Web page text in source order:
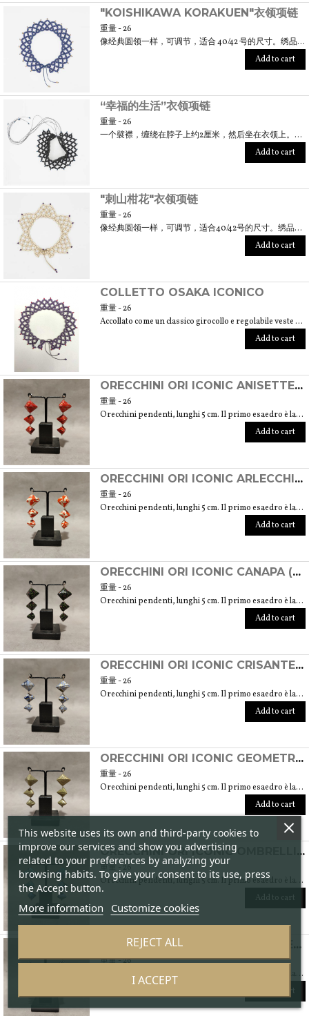
"KOISHIKAWA KORAKUEN"衣领项链
重量 - 26
像经典圆领一样，可调节，适合 40/42 号的尺寸。绣品大约有 6 厘米长。
Add to cart
“幸福的生活”衣领项链
重量 - 26
一个襞襟，缠绕在脖子上约2厘米，然后坐在衣领上。绣品大约有6厘米长。正好适合40/42码。
Add to cart
"刺山柑花"衣领项链
重量 - 26
像经典圆领一样，可调节，适合40/42号的尺寸。绣品大约有6厘米长。
Add to cart
COLLETTO OSAKA ICONICO
重量 - 26
Accollato come un classico girocollo e regolabile veste correttamente una taglia 40/42. Il ricamo si sviluppa per circa 6 cm.
Add to cart
ORECCHINI ORI ICONIC ANISETTE (TECNICA ORIGAMI CON CARTE ARTIGIANALI GIAPPONESI CHIYOGAMI)
重量 - 26
Orecchini pendenti, lunghi 5 cm. Il primo esaedro è largo 2 cm e alto 1,5 cm
Add to cart
ORECCHINI ORI ICONIC ARLECCHINO (TECNICA ORIGAMI CON CARTE ARTIGIANALI GIAPPONESI CHIYOGAMI)
重量 - 26
Orecchini pendenti, lunghi 5 cm. Il primo esaedro è largo 2 cm e alto 1,5 cm
Add to cart
ORECCHINI ORI ICONIC CANAPA (TECNICA ORIGAMI CON CARTE ARTIGIANALI GIAPPONESI CHIYOGAMI)
重量 - 26
Orecchini pendenti, lunghi 5 cm. Il primo esaedro è largo 2 cm e alto 1,5 cm
Add to cart
ORECCHINI ORI ICONIC CRISANTEMI (TECNICA ORIGAMI CON CARTE ARTIGIANALI GIAPPONESI CHIYOGAMI)
重量 - 26
Orecchini pendenti, lunghi 5 cm. Il primo esaedro è largo 2 cm e alto 1,5 cm
Add to cart
ORECCHINI ORI ICONIC GEOMETRICO (TECNICA ORIGAMI CON CARTE ARTIGIANALI GIAPPONESI CHIYOGAMI)
重量 - 26
Orecchini pendenti, lunghi 5 cm. Il primo esaedro è largo 2 cm e alto 1,5 cm
Add to cart
ORECCHINI ORI ICONIC OMBRELLINI (TECNICA ORIGAMI CON CARTE ARTIGIANALI GIAPPONESI CHIYOGAMI)
重量 - 26
Orecchini pendenti, lunghi 5 cm. Il primo esaedro è largo 2 cm e alto 1,5 cm
Add to cart
ORECCHINI ORI ICONIC ONDE (TECNICA ORIGAMI CON CARTE ARTIGIANALI GIAPPONESI CHIYOGAMI)
重量 - 26
Orecchini pendenti, lunghi 5 cm. Il primo esaedro è largo 2 cm e alto 1,5 cm
Add to cart
This website uses its own and third-party cookies to
improve our services and show you advertising
related to your preferences by analyzing your
browsing habits. To give your consent to its use, press
the Accept button.
More information Customize cookies
REJECT ALL
I ACCEPT